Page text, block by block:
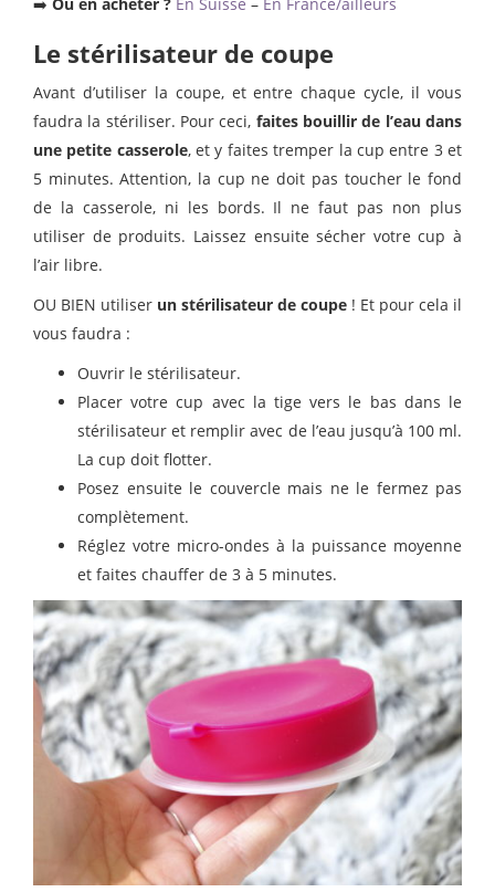
➡️ Où en acheter ? En Suisse – En France/ailleurs
Le stérilisateur de coupe
Avant d’utiliser la coupe, et entre chaque cycle, il vous
faudra la stériliser. Pour ceci, faites bouillir de l’eau dans
une petite casserole, et y faites tremper la cup entre 3 et
5 minutes. Attention, la cup ne doit pas toucher le fond
de la casserole, ni les bords. Il ne faut pas non plus
utiliser de produits. Laissez ensuite sécher votre cup à
l’air libre.
OU BIEN utiliser un stérilisateur de coupe ! Et pour cela il
vous faudra :
Ouvrir le stérilisateur.
Placer votre cup avec la tige vers le bas dans le
stérilisateur et remplir avec de l’eau jusqu’à 100 ml.
La cup doit flotter.
Posez ensuite le couvercle mais ne le fermez pas
complètement.
Réglez votre micro-ondes à la puissance moyenne
et faites chauffer de 3 à 5 minutes.